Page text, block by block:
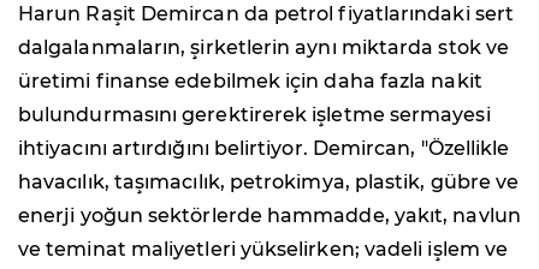
Harun Raşit Demircan da petrol fiyatlarındaki sert
dalgalanmaların, şirketlerin aynı miktarda stok ve
üretimi finanse edebilmek için daha fazla nakit
bulundurmasını gerektirerek işletme sermayesi
ihtiyacını artırdığını belirtiyor. Demircan, "Özellikle
havacılık, taşımacılık, petrokimya, plastik, gübre ve
enerji yoğun sektörlerde hammadde, yakıt, navlun
ve teminat maliyetleri yükselirken; vadeli işlem ve